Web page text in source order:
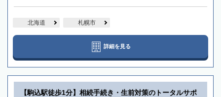
北海道 札幌市
詳細を見る
【駒込駅徒歩1分】相続手続き・生前対策のトータルサポ